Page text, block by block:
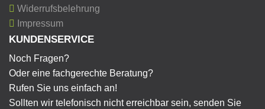
Widerrufsbelehrung
Impressum
KUNDENSERVICE
Noch Fragen?
Oder eine fachgerechte Beratung?
Rufen Sie uns einfach an!
Sollten wir telefonisch nicht erreichbar sein, senden Sie